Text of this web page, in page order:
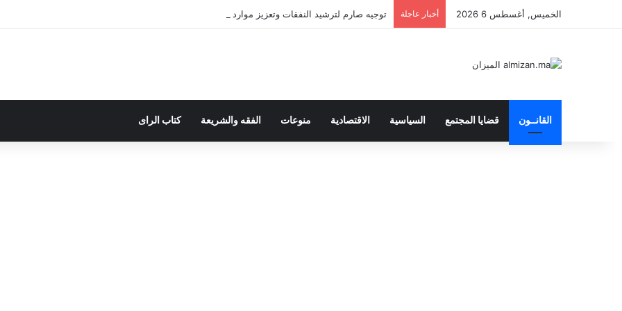
الخميس, أغسطس 6 2026 أخبار عاجلة توجيه صارم لترشيد النفقات وتعزيز موارد الدولة يسِم إعداد ميزانية 2027
القانــون قضايا المجتمع السياسية الاقتصادية منوعات الفقه والشريعة كتاب الراى